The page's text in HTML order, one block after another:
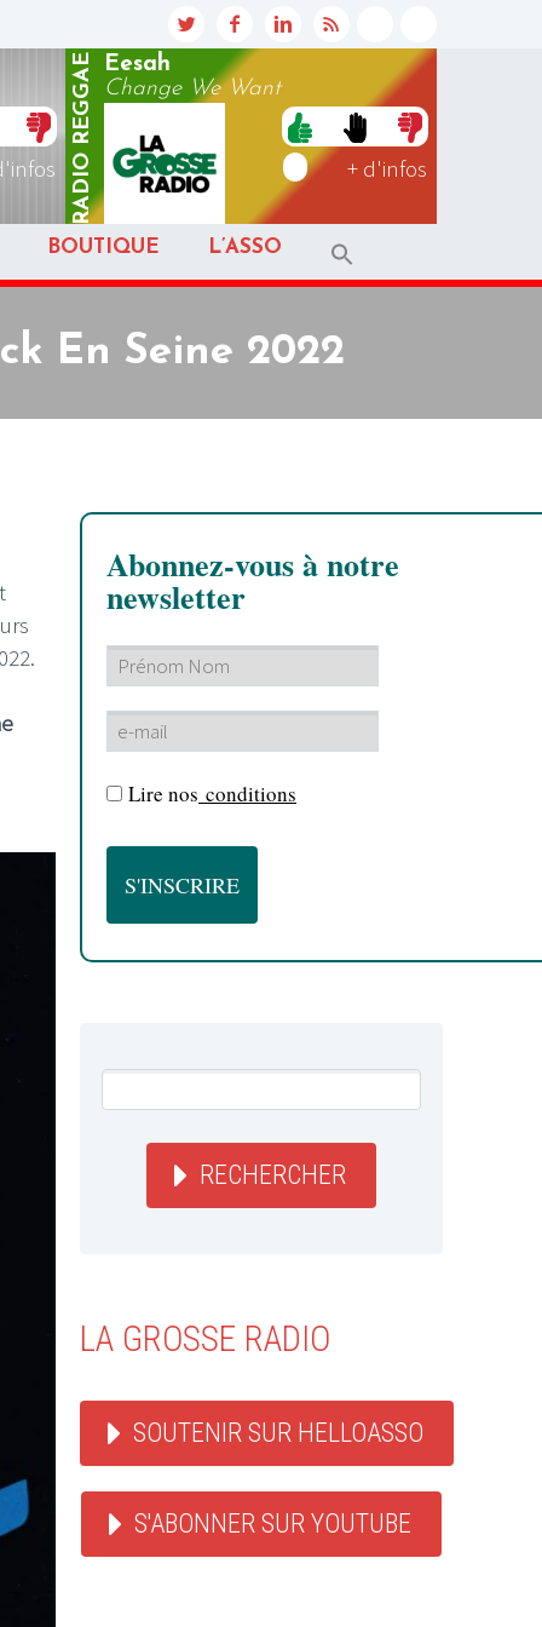
RADIO
REGGAE
Eesah
Change We Want
+ d'infos
BOUTIQUE L’ASSO
En Seine 2022
Abonnez-vous à notre
newsletter
Lire nos conditions
RECHERCHER
LA GROSSE RADIO
SOUTENIR SUR HELLOASSO
S'ABONNER SUR YOUTUBE